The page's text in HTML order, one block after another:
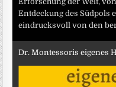
Entdeckung des Südpols
eindrucksvoll von den
Dr. Montessoris eigenes